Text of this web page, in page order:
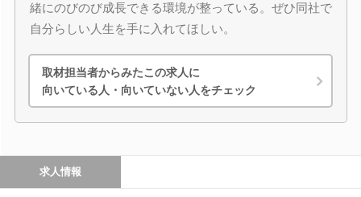
緒にのびのび成長できる環境が整っている。ぜひ同社で
自分らしい人生を手に入れてほしい。
取材担当者からみたこの求人に
向いている人・向いていない人をチェック
求人情報